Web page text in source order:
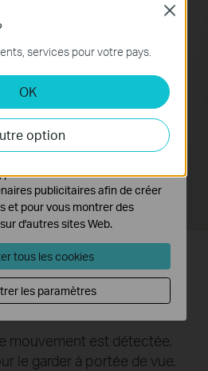
Détection de
mouvement
personnalisables
mouvements
l'action
mouvement est détectée,
le garder à portée de vue.
services pour votre pays.
OK
option
Close
au fonctionnement du
pas être désactivés dans vos
nous permettent d'analyser vos
pour améliorer et ajuster les
site Web.
être définis via notre
publicitaires afin de créer
et pour vous montrer des
d'autres sites Web.
tous les cookies
les paramètres